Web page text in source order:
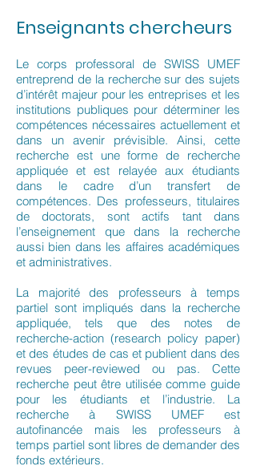
Enseignants chercheurs
Le corps professoral de SWISS UMEF
entreprend de la recherche sur des sujets
d’intérêt majeur pour les entreprises et les
institutions publiques pour déterminer les
compétences nécessaires actuellement et
dans un avenir prévisible. Ainsi, cette
recherche est une forme de recherche
appliquée et est relayée aux étudiants
dans le cadre d’un transfert de
compétences. Des professeurs, titulaires
de doctorats, sont actifs tant dans
l’enseignement que dans la recherche
aussi bien dans les affaires académiques
et administratives.
La majorité des professeurs à temps
partiel sont impliqués dans la recherche
appliquée, tels que des notes de
recherche-action (research policy paper)
et des études de cas et publient dans des
revues peer-reviewed ou pas. Cette
recherche peut être utilisée comme guide
pour les étudiants et l’industrie. La
recherche à SWISS UMEF est
autofinancée mais les professeurs à
temps partiel sont libres de demander des
fonds extérieurs.